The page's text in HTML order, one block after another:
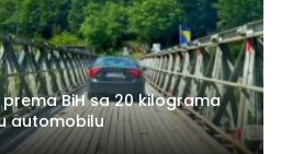
BiH sa 20 kilograma
automobilu